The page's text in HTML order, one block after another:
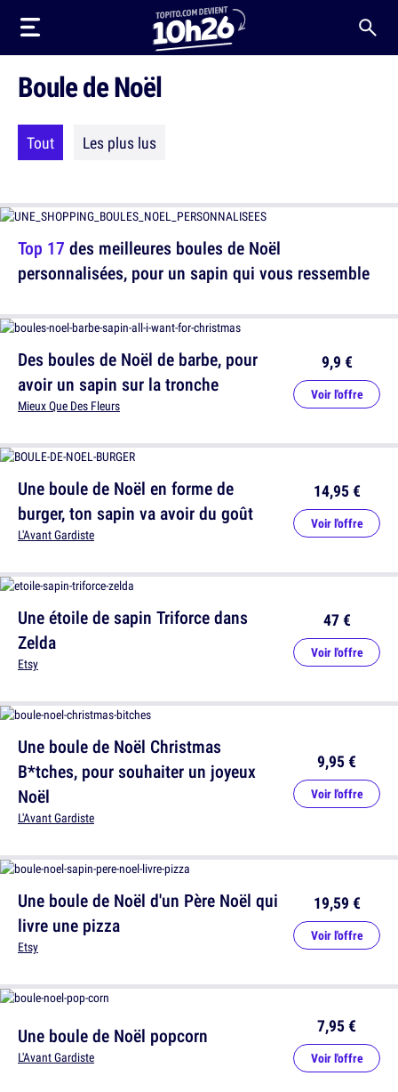
Boule de Noël
Tout Les plus lus
Top 17 des meilleures boules de Noël
personnalisées, pour un sapin qui vous ressemble
Des boules de Noël de barbe, pour
avoir un sapin sur la tronche
Mieux Que Des Fleurs
9,9 €
Voir l'offre
Une étoile de sapin Triforce dans
Zelda
Etsy
47 €
Voir l'offre
Une boule de Noël d'un Père Noël qui
livre une pizza
Etsy
19,59 €
Voir l'offre
Une boule de Noël en forme de
burger, ton sapin va avoir du goût
L'Avant Gardiste
14,95 €
Voir l'offre
Une boule de Noël Christmas
B*tches, pour souhaiter un joyeux
Noël
L'Avant Gardiste
9,95 €
Voir l'offre
Une boule de Noël popcorn
L'Avant Gardiste
7,95 €
Voir l'offre